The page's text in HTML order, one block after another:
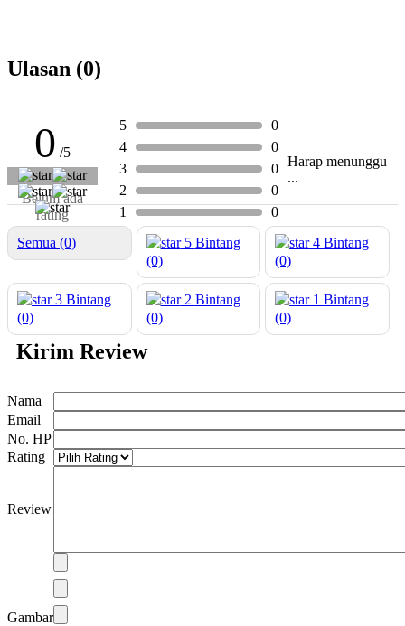
Ulasan (0)
0 /5
Belum ada
rating
5
0
4
0
3
0
2
0
1
0
Semua (0)
5 Bintang
(0)
4Bintang
(0)
3 Bintang
(0)
2 Bintang
(0)
1Bintang
(0)
Harap menunggu
...
Kirim Review
Nama
Email
No. HP
Rating
Review
Gambar